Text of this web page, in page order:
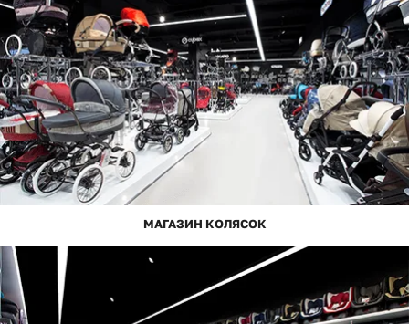
МАГАЗИН КОЛЯСОК